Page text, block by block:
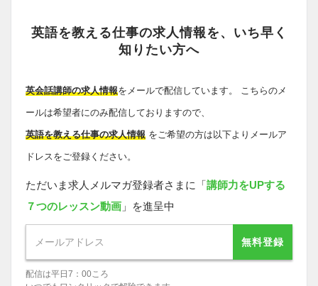
英語を教える仕事の求人情報を、いち早く
知りたい方へ
英会話講師の求人情報をメールで配信しています。 こちらのメ
ールは希望者にのみ配信しておりますので、
英語を教える仕事の求人情報 をご希望の方は以下よりメールア
ドレスをご登録ください。
ただいま求人メルマガ登録者さまに「講師力をUPする
７つのレッスン動画 」を進呈中
無料登録
配信は平日7：00ころ